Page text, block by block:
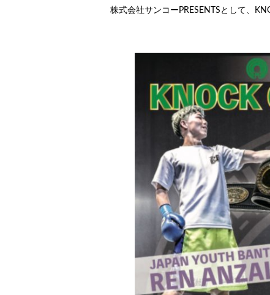
株式会社サンコーPRESENTSとして、